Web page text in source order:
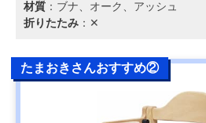
材質 ：ブナ、オーク、アッシュ
折りたたみ ：✕
たまおきさんおすすめ②